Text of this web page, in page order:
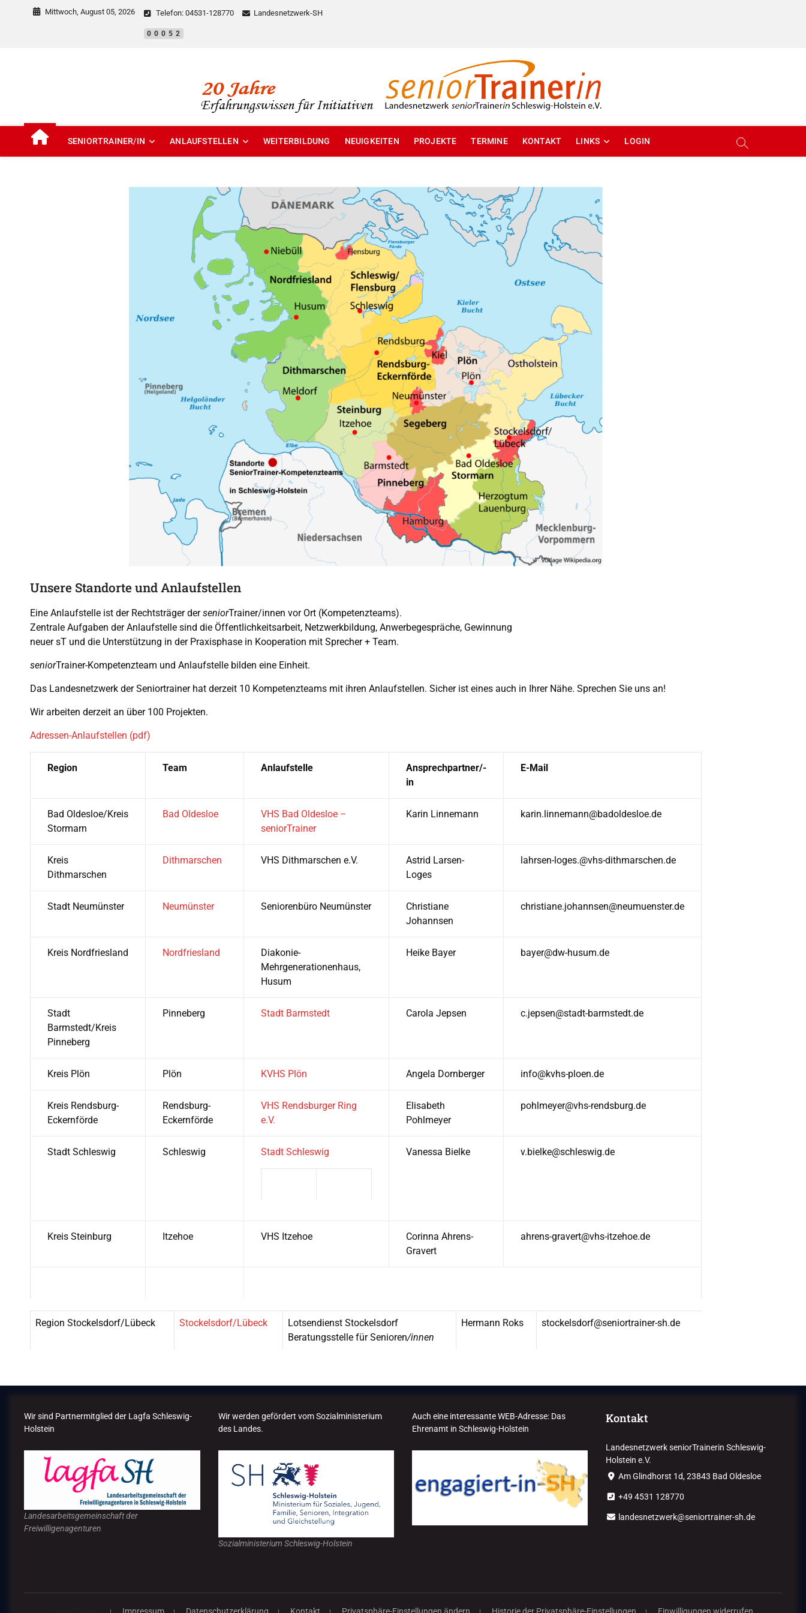
Mittwoch, August 05, 2026 Telefon: 04531-128770 Landesnetzwerk-SH
00052
Landesnetzwerk seniorTrainer S-H
SENIORTRAINER/IN ANLAUFSTELLEN WEITERBILDUNG NEUIGKEITEN PROJEKTE TERMINE KONTAKT LINKS LOGIN
Unsere Standorte und Anlaufstellen
Eine Anlaufstelle ist der Rechtsträger derseniorTrainer/innen vor Ort (Kompetenzteams).
Zentrale Aufgaben der Anlaufstelle sind die Öffentlichkeitsarbeit, Netzwerkbildung, Anwerbegespräche, Gewinnung
neuer sT und die Unterstützung in der Praxisphase in Kooperation mit Sprecher + Team.
seniorTrainer-Kompetenzteam und Anlaufstelle bilden eine Einheit.
Das Landesnetzwerk der Seniortrainer hat derzeit 10 Kompetenzteams mit ihren Anlaufstellen. Sicher ist eines auch in Ihrer Nähe. Sprechen Sie uns an!
Wir arbeiten derzeit an über 100 Projekten.
Adressen-Anlaufstellen (pdf)
Region Team Anlaufstelle
Ansprechpartner/-
in
E-Mail
Bad Oldesloe/Kreis
Stormarn
Bad Oldesloe
VHS Bad Oldesloe –
seniorTrainer
Karin Linnemann karin.linnemann@badoldesloe.de
Kreis
Dithmarschen
Dithmarschen VHS Dithmarschen e.V.
Astrid Larsen-
Loges
lahrsen-loges.@vhs-dithmarschen.de
Stadt Neumünster Neumünster Seniorenbüro Neumünster
Christiane
Johannsen
christiane.johannsen@neumuenster.de
Kreis Nordfriesland Nordfriesland
Diakonie-
Mehrgenerationenhaus,
Husum
Heike Bayer bayer@dw-husum.de
Stadt
Barmstedt/Kreis
Pinneberg
Pinneberg Stadt Barmstedt Carola Jepsen c.jepsen@stadt-barmstedt.de
Kreis Plön Plön KVHS Plön Angela Dornberger info@kvhs-ploen.de
Kreis Rendsburg-
Eckernförde
Rendsburg-
Eckernförde
VHS Rendsburger Ring
e.V.
Elisabeth
Pohlmeyer
pohlmeyer@vhs-rendsburg.de
Stadt Schleswig Schleswig Stadt Schleswig Vanessa Bielke v.bielke@schleswig.de
Kreis Steinburg Itzehoe VHS Itzehoe
Corinna Ahrens-
Gravert
ahrens-gravert@vhs-itzehoe.de
Region Stockelsdorf/Lübeck Stockelsdorf/Lübeck
Lotsendienst Stockelsdorf
Beratungsstelle für Senioren/innen
Hermann Roks stockelsdorf@seniortrainer-sh.de
Wir sind Partnermitglied der Lagfa Schleswig-
Holstein
Landesarbeitsgemeinschaft der
Freiwilligenagenturen
Wir werden gefördert vom Sozialministerium
des Landes.
Sozialministerium Schleswig-Holstein
Auch eine interessante WEB-Adresse: Das
Ehrenamt in Schleswig-Holstein
Kontakt
Landesnetzwerk seniorTrainerin Schleswig-
Holstein e.V.
Am Glindhorst 1d, 23843 Bad Oldesloe
+49 4531 128770
landesnetzwerk@seniortrainer-sh.de
Impressum Datenschutzerklärung Kontakt Privatsphäre-Einstellungen ändern Historie der Privatsphäre-Einstellungen Einwilligungen widerrufen